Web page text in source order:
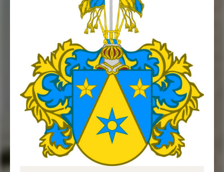
Sköldebrevet i original, privat ägo.
Transkription: Göran Mörner, 2018-10-